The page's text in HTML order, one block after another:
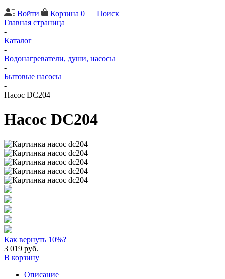
Войти Корзина 0
Поиск
Главная страница
-
Каталог
-
Водонагреватели, души, насосы
-
Бытовые насосы
-
Насос DC204
Насос DC204
Как вернуть 10%?
3 019 руб.
В корзину
Описание